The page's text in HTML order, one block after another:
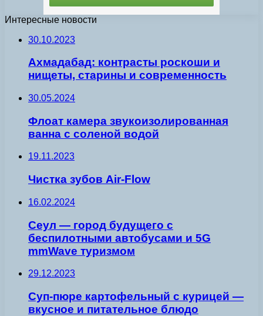
Интересные новости
30.10.2023
Ахмадабад: контрасты роскоши и
нищеты, старины и современность
30.05.2024
Флоат камера звукоизолированная
ванна с соленой водой
19.11.2023
Чистка зубов Air-Flow
16.02.2024
Сеул — город будущего с
беспилотными автобусами и 5G
mmWave туризмом
29.12.2023
Суп-пюре картофельный с курицей —
вкусное и питательное блюдо